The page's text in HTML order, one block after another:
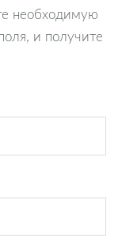
необходимую
и получите